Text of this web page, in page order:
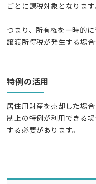
ごとに課税対象となります
つまり、所有権を一時的
譲渡所得税が発生する場合
特例の活用
居住用財産を売却した場
制上の特例が利用できる
する必要があります。